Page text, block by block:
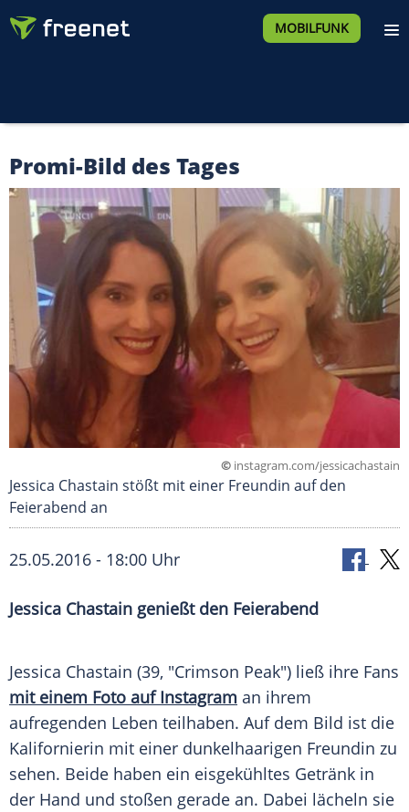
MOBILFUNK
Promi-Bild des Tages
© instagram.com/jessicachastain
Jessica Chastain stößt mit einer Freundin auf den
Feierabend an
25.05.2016 - 18:00 Uhr
Jessica Chastain genießt den Feierabend
Jessica Chastain (39, "Crimson Peak") ließ ihre Fans
mit einem Foto auf Instagram an ihrem
aufregenden Leben teilhaben. Auf dem Bild ist die
Kalifornierin mit einer dunkelhaarigen Freundin zu
sehen. Beide haben ein eisgekühltes Getränk in
der Hand und stoßen gerade an. Dabei lächeln sie